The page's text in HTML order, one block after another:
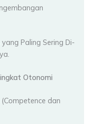
Paling Sering Di-
Otonomi
dan